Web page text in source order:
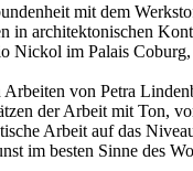
mit dem
in architektonischen
Nickol im Palais
von Petra
der Arbeit mit Ton,
Arbeit auf das
im besten Sinne des